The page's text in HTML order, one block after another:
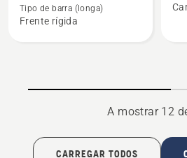
sólidas
Tipo de barra (longa)
Frente rígida
A mostrar 12
CARREGAR TODOS